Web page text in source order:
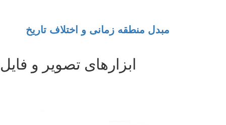
مبدل منطقه زمانی و اختلاف تاریخ
ابزارهای تصویر و فایل